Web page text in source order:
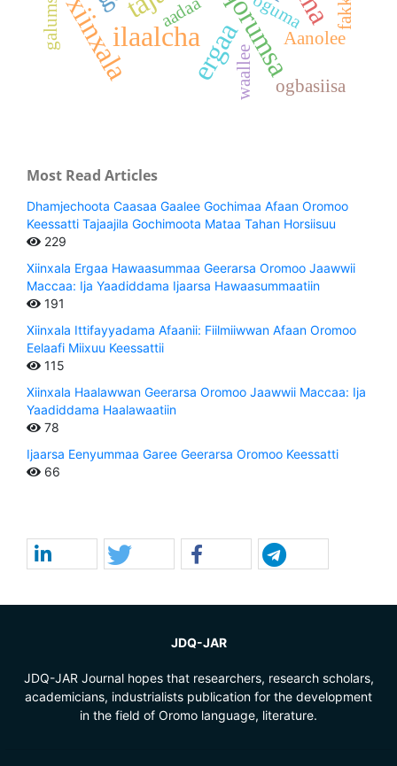
qorumsa
ilaalcha
xiinxala ergaa
aadaa
Aanolee
oguma
waallee ogbasiisa
Most Read Articles
Dhamjechoota Caasaa Gaalee Gochimaa Afaan Oromoo
Keessatti Tajaajila Gochimoota Mataa Tahan Horsiisuu
229
Xiinxala Ergaa Hawaasummaa Geerarsa Oromoo Jaawwii
Maccaa: Ija Yaadiddama Ijaarsa Hawaasummaatiin
191
Xiinxala Ittifayyadama Afaanii: Fiilmiiwwan Afaan Oromoo
Eelaafi Miixuu Keessattii
115
Xiinxala Haalawwan Geerarsa Oromoo Jaawwii Maccaa: Ija
Yaadiddama Haalawaatiin
78
Ijaarsa Eenyummaa Garee Geerarsa Oromoo Keessatti
66
JDQ-JAR
JDQ-JAR Journal hopes that researchers, research scholars,
academicians, industrialists publication for the development
in the field of Oromo language, literature.